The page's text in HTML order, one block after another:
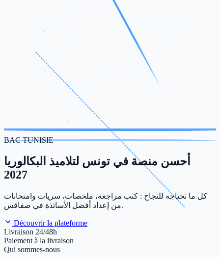
BAC TUNISIE
أحسن منصة في تونس لتلاميذ البكالوريا
2027
كل ما تحتاجه للنجاح : كتب مراجعة، ملخصات، سريات وامتحانات
من إعداد أفضل الأساتذة في صفاقس.
Découvrir la plateforme
Livraison 24/48h
Paiement à la livraison
Qui sommes-nous